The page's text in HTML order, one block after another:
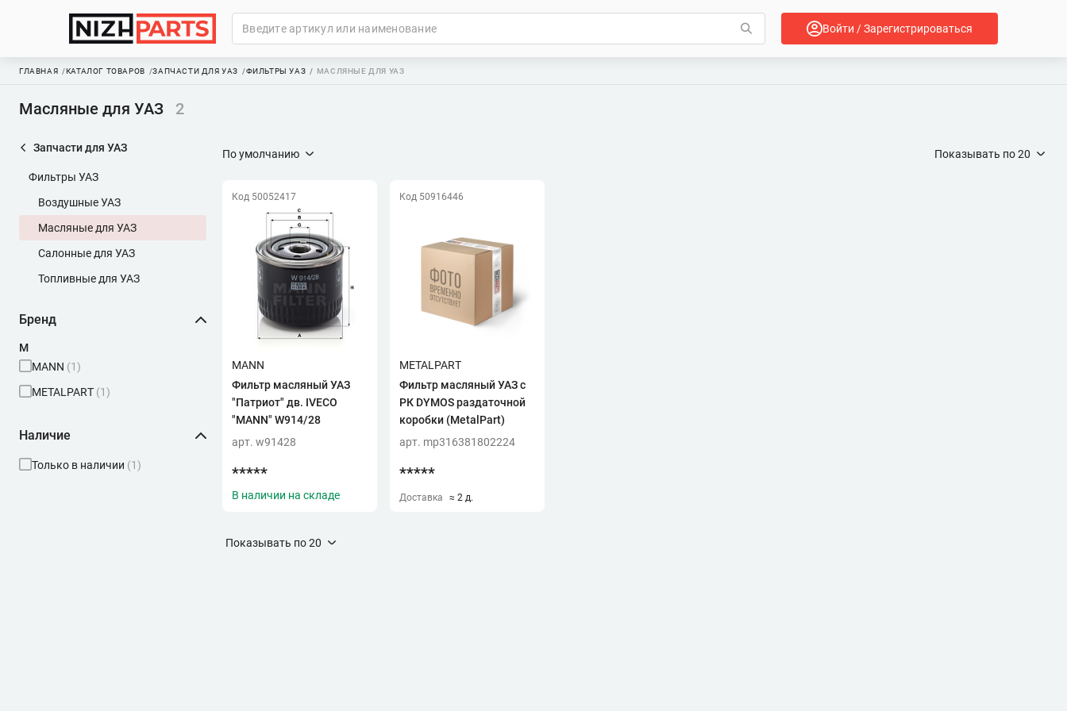
Войти / Зарегистрироваться
ГЛАВНАЯ КАТАЛОГ ТОВАРОВ ЗАПЧАСТИ ДЛЯ УАЗ ФИЛЬТРЫ УАЗ МАСЛЯНЫЕ ДЛЯ УАЗ
Масляные для УАЗ 2
Запчасти для УАЗ
Фильтры УАЗ
Воздушные УАЗ
Масляные для УАЗ
Салонные для УАЗ
Топливные для УАЗ
Бренд
M
MANN (1)
METALPART (1)
Наличие
Только в наличии (1)
По умолчанию Показывать по20
Код 50052417
MANN
Фильтр масляный УАЗ
"Патриот" дв. IVECO
"MANN" W914/28
арт. w91428
*****
В наличии на складе
Код 50916446
METALPART
Фильтр масляный УАЗ с
РК DYMOS раздаточной
коробки (MetalPart)
арт. mp316381802224
*****
Доставка ≈ 2 д.
Показывать по20